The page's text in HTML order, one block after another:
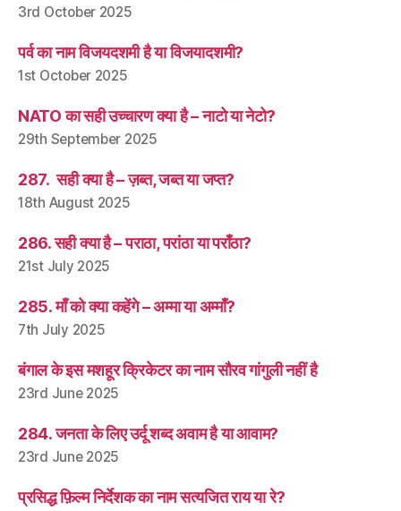
3rd October 2025
पर्व का नाम विजयदशमी है या विजयादशमी?
1st October 2025
NATO का सही उच्चारण क्या है – नाटो या नेटो?
29th September 2025
287. सही क्या है – ज़ब्त, जब्त या जप्त?
18th August 2025
286. सही क्या है – पराठा, परांठा या पराँठा?
21st July 2025
285. माँ को क्या कहेंगे – अम्मा या अम्माँ?
7th July 2025
बंगाल के इस मशहूर क्रिकेटर का नाम सौरव गांगुली नहीं है
23rd June 2025
284. जनता के लिए उर्दू शब्द अवाम है या आवाम?
23rd June 2025
प्रसिद्ध फ़िल्म निर्देशक का नाम सत्यजित राय या रे?